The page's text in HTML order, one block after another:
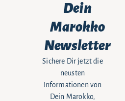
Dein
Marokko
Newsletter
Sichere Dir jetzt die
neusten
Informationen von
Dein Marokko,